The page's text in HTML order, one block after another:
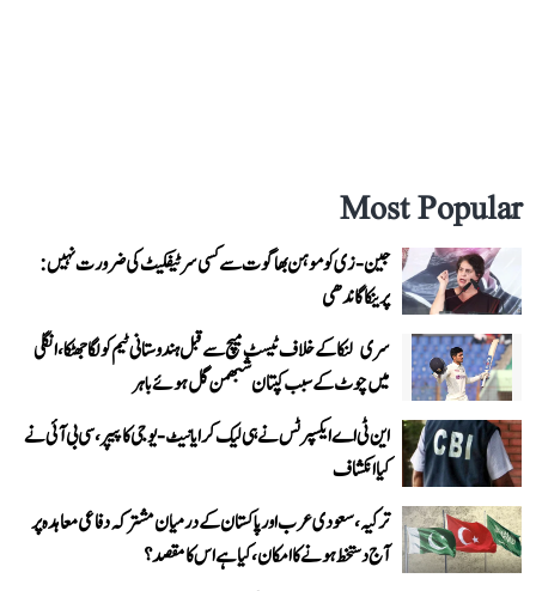
Most Popular
جین-زی کو موہن بھاگوت سے کسی سرٹیفکیٹ کی ضرورت نہیں:
پرینکا گاندھی
سری لنکا کے خلاف ٹیسٹ میچ سے قبل ہندوستانی ٹیم کو لگا جھٹکا، انگلی
میں چوٹ کے سبب کپتان شبھمن گل ہوئے باہر
این ٹی اے ایکسپرٹس نے ہی لیک کرایا نیٹ-یوجی کا پیپر، سی بی آئی نے
کیا انکشاف
ترکیہ، سعودی عرب اور پاکستان کے درمیان مشترکہ دفاعی معاہدہ پر
آج دستخط ہونے کا امکان، کیا ہے اس کا مقصد؟